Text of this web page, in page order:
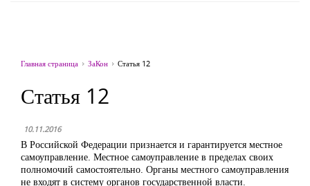
Главная страница ЗаКон Статья 12
Статья 12
10.11.2016
В Российской Федерации признается и гарантируется местное
самоуправление. Местное самоуправление в пределах своих
полномочий самостоятельно. Органы местного самоуправления
не входят в систему органов государственной власти.